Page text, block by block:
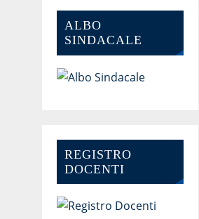
ALBO
SINDACALE
REGISTRO
DOCENTI